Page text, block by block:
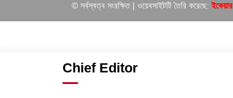
© সর্বস্বত্ব সংরক্ষিত | ওয়েবসাইটটি তৈরি করেছে:ইকেয়ার
Chief Editor